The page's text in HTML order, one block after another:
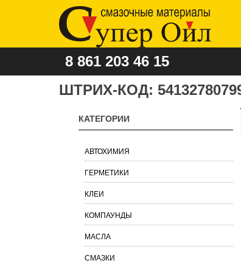
8 861 203 46 15
ШТРИХ-КОД:
КАТЕГОРИИ
АВТОХИМИЯ
ГЕРМЕТИКИ
КЛЕИ
КОМПАУНДЫ
МАСЛА
СМАЗКИ